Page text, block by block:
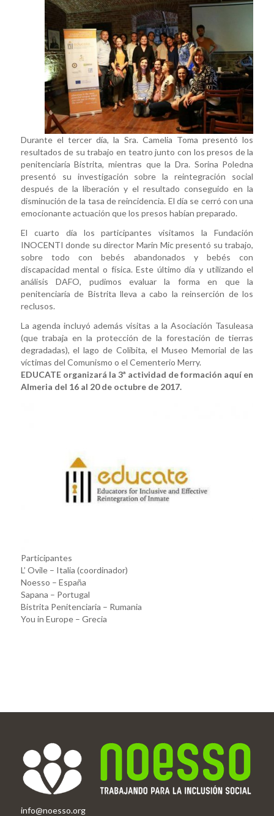
Durante el tercer día, la Sra. Camelia Toma presentó los
resultados de su trabajo en teatro junto con los presos de la
penitenciaría Bistrita, mientras que la Dra. Sorina Poledna
presentó su investigación sobre la reintegración social
después de la liberación y el resultado conseguido en la
disminución de la tasa de reincidencia. El día se cerró con una
emocionante actuación que los presos habían preparado.
El cuarto día los participantes visitamos la Fundación
INOCENTI donde su director Marin Mic presentó su trabajo,
sobre todo con bebés abandonados y bebés con
discapacidad mental o física. Este último día y utilizando el
análisis DAFO, pudimos evaluar la forma en que la
penitenciaría de Bistrita lleva a cabo la reinserción de los
reclusos.
La agenda incluyó además visitas a la Asociación Tasuleasa
(que trabaja en la protección de la forestación de tierras
degradadas), el lago de Colibita, el Museo Memorial de las
víctimas del Comunismo o el Cementerio Merry.
EDUCATE organizará la 3ª actividad de formación aquí en
Almeria del 16 al 20 de octubre de 2017.
Participantes
L’ Ovile – Italia (coordinador)
Noesso – España
Sapana – Portugal
Bistrita Penitenciaria – Rumania
You in Europe – Grecia
info@noesso.org